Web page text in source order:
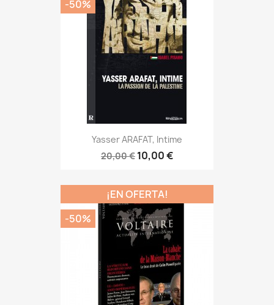
Yasser ARAFAT, Intime
20,00 € 10,00 €
-50%
¡EN OFERTA!
-50%